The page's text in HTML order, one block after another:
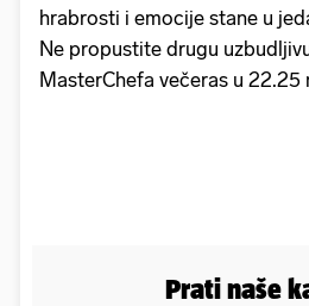
hrabrosti i emocije stane u
Ne propustite drugu
MasterChefa večeras u 22.25
Prati naše